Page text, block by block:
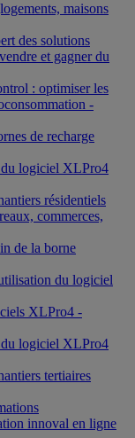
maisons
des solutions
et gagner du
: optimiser les
-
de recharge
logiciel XLPro4
résidentiels
commerces,
de la borne
du logiciel
XLPro4 -
logiciel XLPro4
tertiaires
innoval en ligne